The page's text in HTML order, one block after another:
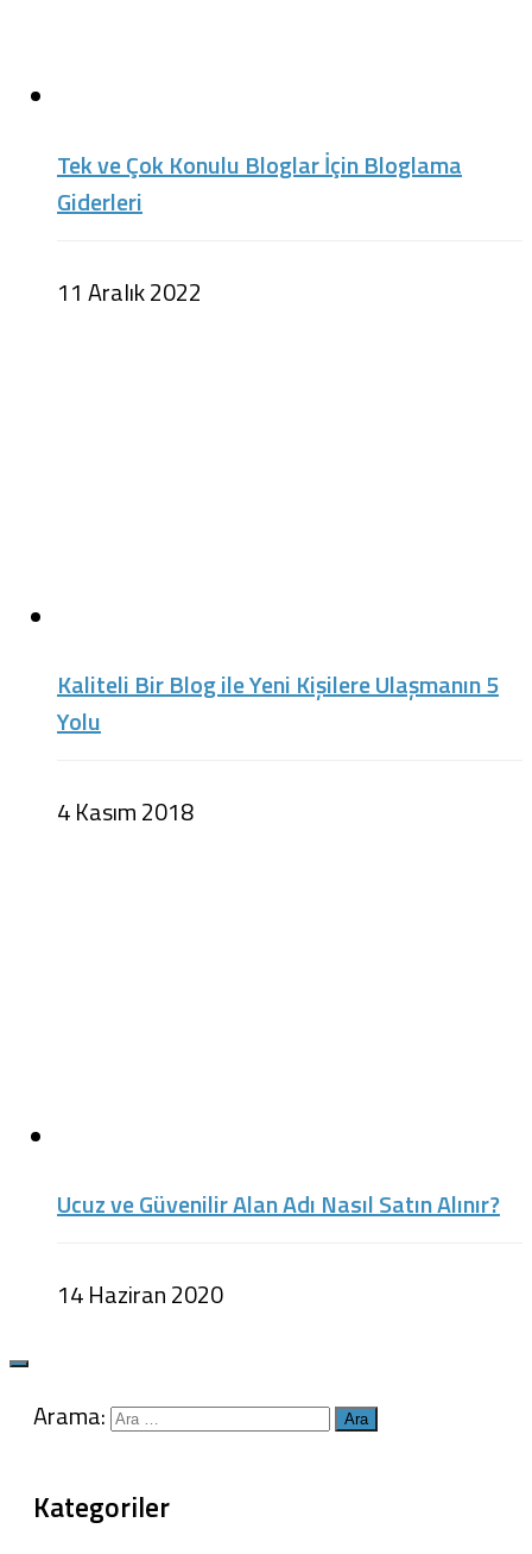
Tek ve Çok Konulu Bloglar İçin Bloglama
Giderleri
11 Aralık 2022
Kaliteli Bir Blog ile Yeni Kişilere Ulaşmanın 5
Yolu
4 Kasım 2018
Ucuz ve Güvenilir Alan Adı Nasıl Satın Alınır?
14 Haziran 2020
Arama:
Kategoriler